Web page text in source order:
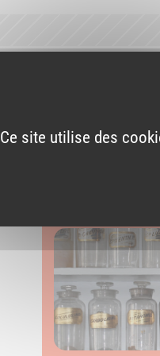
L'Ordre et
Ce site utilise des